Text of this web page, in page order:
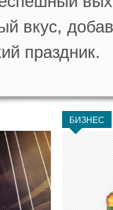
вкус,
праздник.
БИЗНЕС